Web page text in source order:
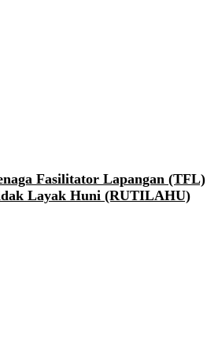
Fasilitator Lapangan (TFL)
Layak Huni (RUTILAHU)